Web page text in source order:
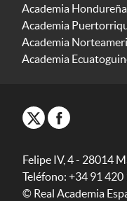
Academia
Academia
Academia
Academia
Felipe IV, 4 - 28014
Teléfono: +34 91 420
© Real Academia